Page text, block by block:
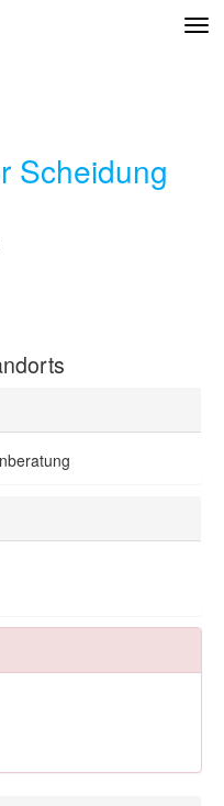
Scheidung